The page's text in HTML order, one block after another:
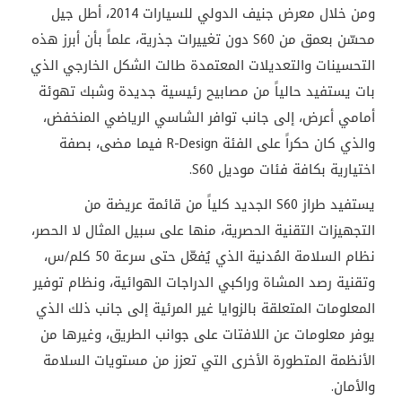
ومن خلال معرض جنيف الدولي للسيارات 2014، أطل جيل
محسّن بعمق من S60 دون تغييرات جذرية، علماً بأن أبرز هذه
التحسينات والتعديلات المعتمدة طالت الشكل الخارجي الذي
بات يستفيد حالياً من مصابيح رئيسية جديدة وشبك تهوئة
أمامي أعرض، إلى جانب توافر الشاسي الرياضي المنخفض،
والذي كان حكراً على الفئة R-Design فيما مضى، بصفة
اختيارية بكافة فئات موديل S60
.
يستفيد طرازS60 الجديد كلياً من قائمة عريضة من
التجهيزات التقنية الحصرية، منها على سبيل المثال لا الحصر،
نظام السلامة المُدنية الذي يُفعّل حتى سرعة 50 كلم/س،
وتقنية رصد المشاة وراكبي الدراجات الهوائية، ونظام توفير
المعلومات المتعلقة بالزوايا غير المرئية إلى جانب ذلك الذي
يوفر معلومات عن اللافتات على جوانب الطريق، وغيرها من
الأنظمة المتطورة الأخرى التي تعزز من مستويات السلامة
والأمان.